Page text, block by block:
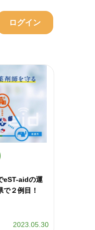
ログイン
eST-aidの運
で２例目！
2023.05.30